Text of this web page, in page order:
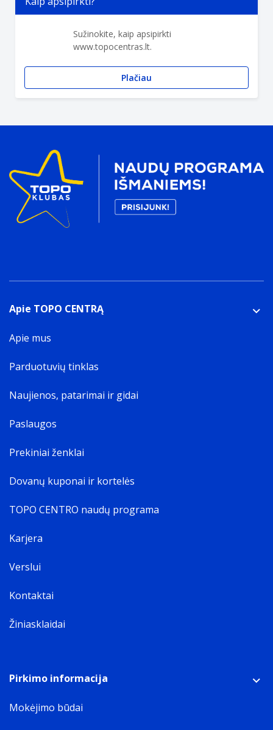
Sužinokite, kaip apsipirkti
www.topocentras.lt.
Plačiau
Apie TOPO CENTRĄ
Apie mus
Parduotuvių tinklas
Naujienos, patarimai ir gidai
Paslaugos
Prekiniai ženklai
Dovanų kuponai ir kortelės
TOPO CENTRO naudų programa
Karjera
Verslui
Kontaktai
Žiniasklaidai
Pirkimo informacija
Mokėjimo būdai